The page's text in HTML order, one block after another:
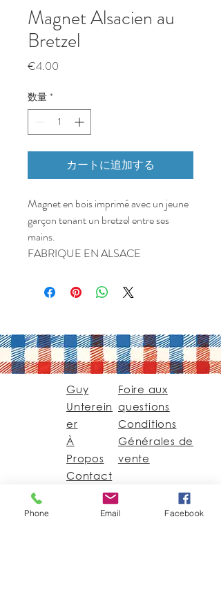
Magnet Alsacien au
Bretzel
€4.00
数量 *
カートに追加する
Magnet en bois imprimé avec un jeune
garçon tenant un bretzel entre ses
mains.
FABRIQUE EN ALSACE
Guy
Unterein
er
À
Propos
Contact
Foire aux
questions
Conditions
Générales de
vente
Guy@GuyUntereiner.fr
Phone Email Facebook